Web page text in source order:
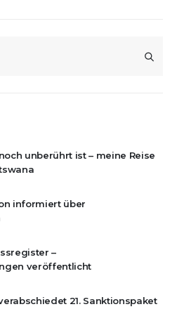
unberührt ist – meine Reise
informiert über
–
veröffentlicht
21. Sanktionspaket